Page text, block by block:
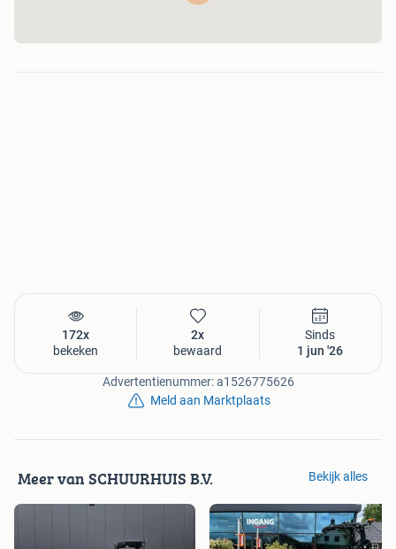
Zwaarste accupakket
E-mailadres: richard@schuurhuis.nl
Website: http://www.schuurhuis.nl
172x
bekeken
2x
bewaard
Sinds
1 jun '26
Advertentienummer: a1526775626
Meld aan Marktplaats
Meer van SCHUURHUIS B.V. Bekijk alles